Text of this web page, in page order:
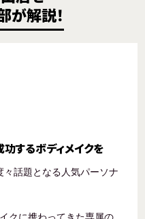
解説！
するボディメイクを
話題となる人気パーソナ